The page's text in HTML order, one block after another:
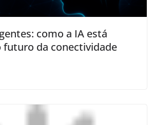
como a IA está
futuro da conectividade